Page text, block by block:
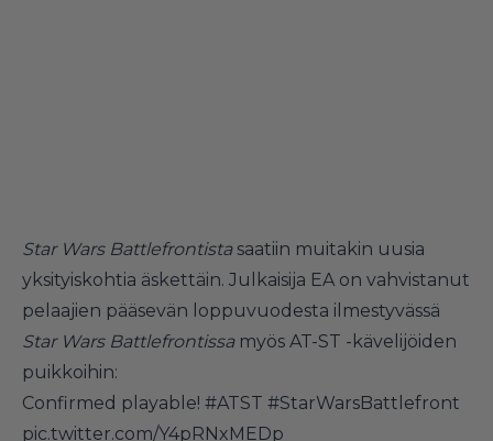
Star Wars Battlefrontistasaatiin muitakin uusia
yksityiskohtia äskettäin. Julkaisija EA on vahvistanut
pelaajien pääsevän loppuvuodesta ilmestyvässä
Star Wars Battlefrontissamyös AT-ST -kävelijöiden
puikkoihin:
Confirmed playable! #ATST #StarWarsBattlefront
pic.twitter.com/Y4pRNxMEDp